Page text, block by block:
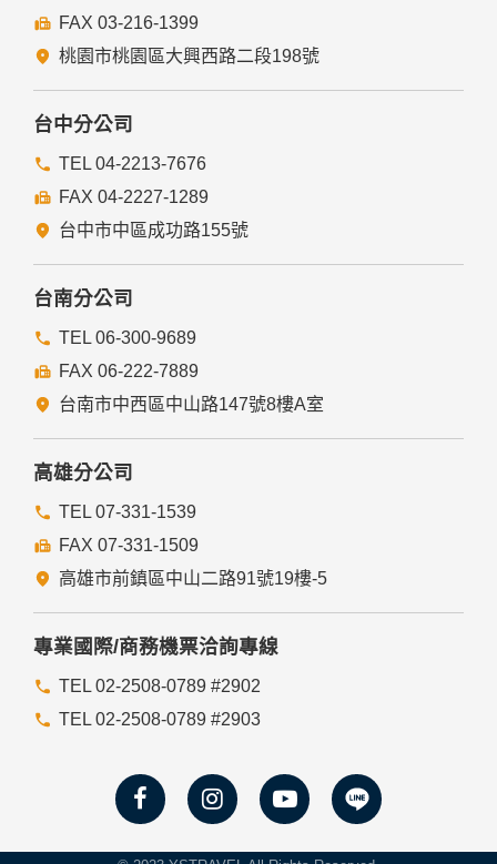
經由您書面同意。
法律明文規定。
與公務機關或學術研究機構合作，基於公共利益為統計或學術
研究而有必要，且資料經過提供者處理或蒐集者依其揭露方式
無從識別特定之當事人。
當您在網站的行為，違反服務條款或可能損害或妨礙網站與其
揭露您的個人資料是為了辨識、聯絡或採取法律行動所必要
者。
本網站委託廠商協助蒐集、處理或利用您的個人資料時，將對
委外廠商或個人善盡監督管理之責。
六、Cookie之使用
為了提供您最佳的服務，本網站會在您的電腦中放置並取用我
們的Cookie，若您不願接受Cookie的寫入，您可在您使用的
瀏覽器功能項中設定隱私權等級為高，即可拒絕Cookie的寫
七、隱私權保護政策之修正
款將刊登於網站上。
FAX 03-216-1399
桃園市桃園區大興西路二段198號
台中分公司
TEL 04-2213-7676
FAX 04-2227-1289
台中市中區成功路155號
台南分公司
TEL 06-300-9689
FAX 06-222-7889
台南市中西區中山路147號8樓A室
高雄分公司
TEL 07-331-1539
FAX 07-331-1509
高雄市前鎮區中山二路91號19樓-5
專業國際/商務機票洽詢專線
TEL 02-2508-0789 #2902
TEL 02-2508-0789 #2903